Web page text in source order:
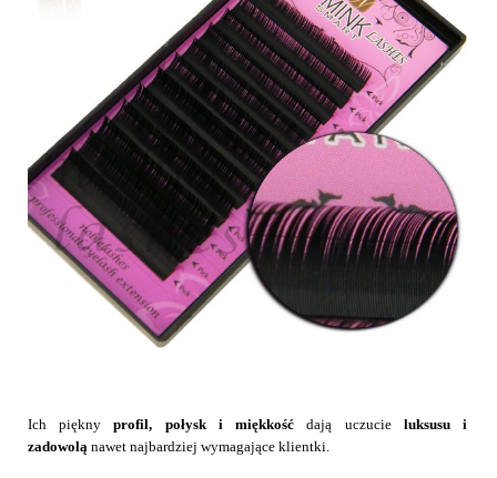
Ich pięknyprofil, połysk i miękkość dają uczucie luksusu i
zadowolą nawet najbardziej wymagające klientki.